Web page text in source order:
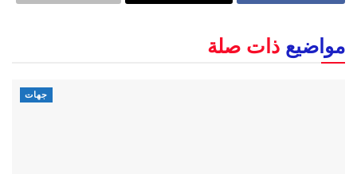
مواضيع ذات صلة
جهات